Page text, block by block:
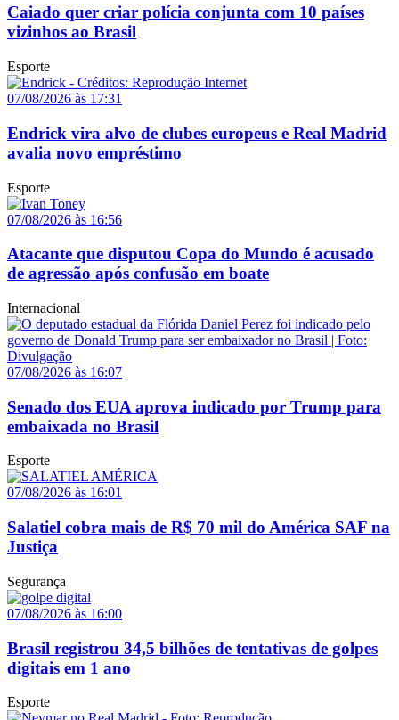
Caiado quer criar polícia conjunta com 10 países
vizinhos ao Brasil
Esporte
07/08/2026 às 17:31
Endrick vira alvo de clubes europeus e Real Madrid
avalia novo empréstimo
Esporte
07/08/2026 às 16:56
Atacante que disputou Copa do Mundo é acusado
de agressão após confusão em boate
Internacional
07/08/2026 às 16:07
Senado dos EUA aprova indicado por Trump para
embaixada no Brasil
Esporte
07/08/2026 às 16:01
Salatiel cobra mais de R$ 70 mil do América SAF na
Justiça
Segurança
07/08/2026 às 16:00
Brasil registrou 34,5 bilhões de tentativas de golpes
digitais em 1 ano
Esporte